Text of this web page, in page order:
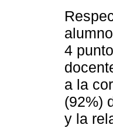
4
a la
(92%)
y la